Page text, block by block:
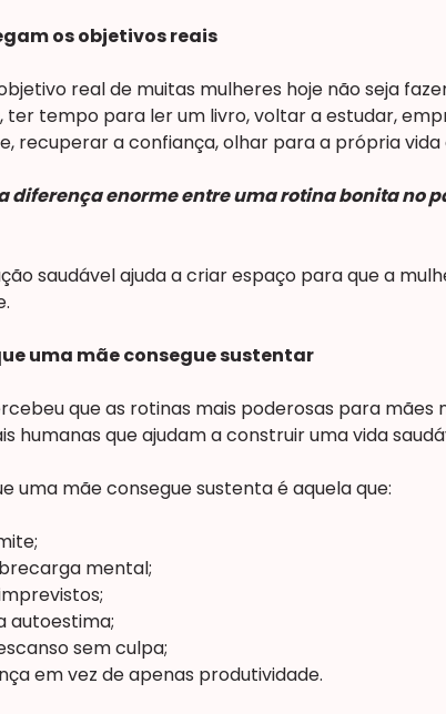
os objetivos reais
real de muitas mulheres hoje não seja
ter tempo para ler um livro, voltar a estudar,
recuperar a confiança, olhar para a própria vida
diferença enorme entre uma rotina bonita no
saudável ajuda a criar espaço para que a
uma mãe consegue sustentar
que as rotinas mais poderosas para mães
humanas que ajudam a construir uma vida
uma mãe consegue sustenta é aquela que:
mental;
autoestima;
sem culpa;
em vez de apenas produtividade.